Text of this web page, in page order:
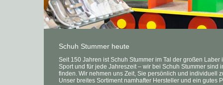
Schuh Stummer heute
Seit 150 Jahren ist Schuh Stummer im Tal der großen
Sport und für jede Jahreszeit – wir bei Schuh Stummer
finden. Wir nehmen uns Zeit, Sie persönlich und individuell
Unser breites Sortiment namhafter Hersteller und ein gutes